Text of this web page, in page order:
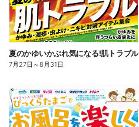
夏のかゆいかぶれ気になる!肌トラブル
7月27日 ～8月31日